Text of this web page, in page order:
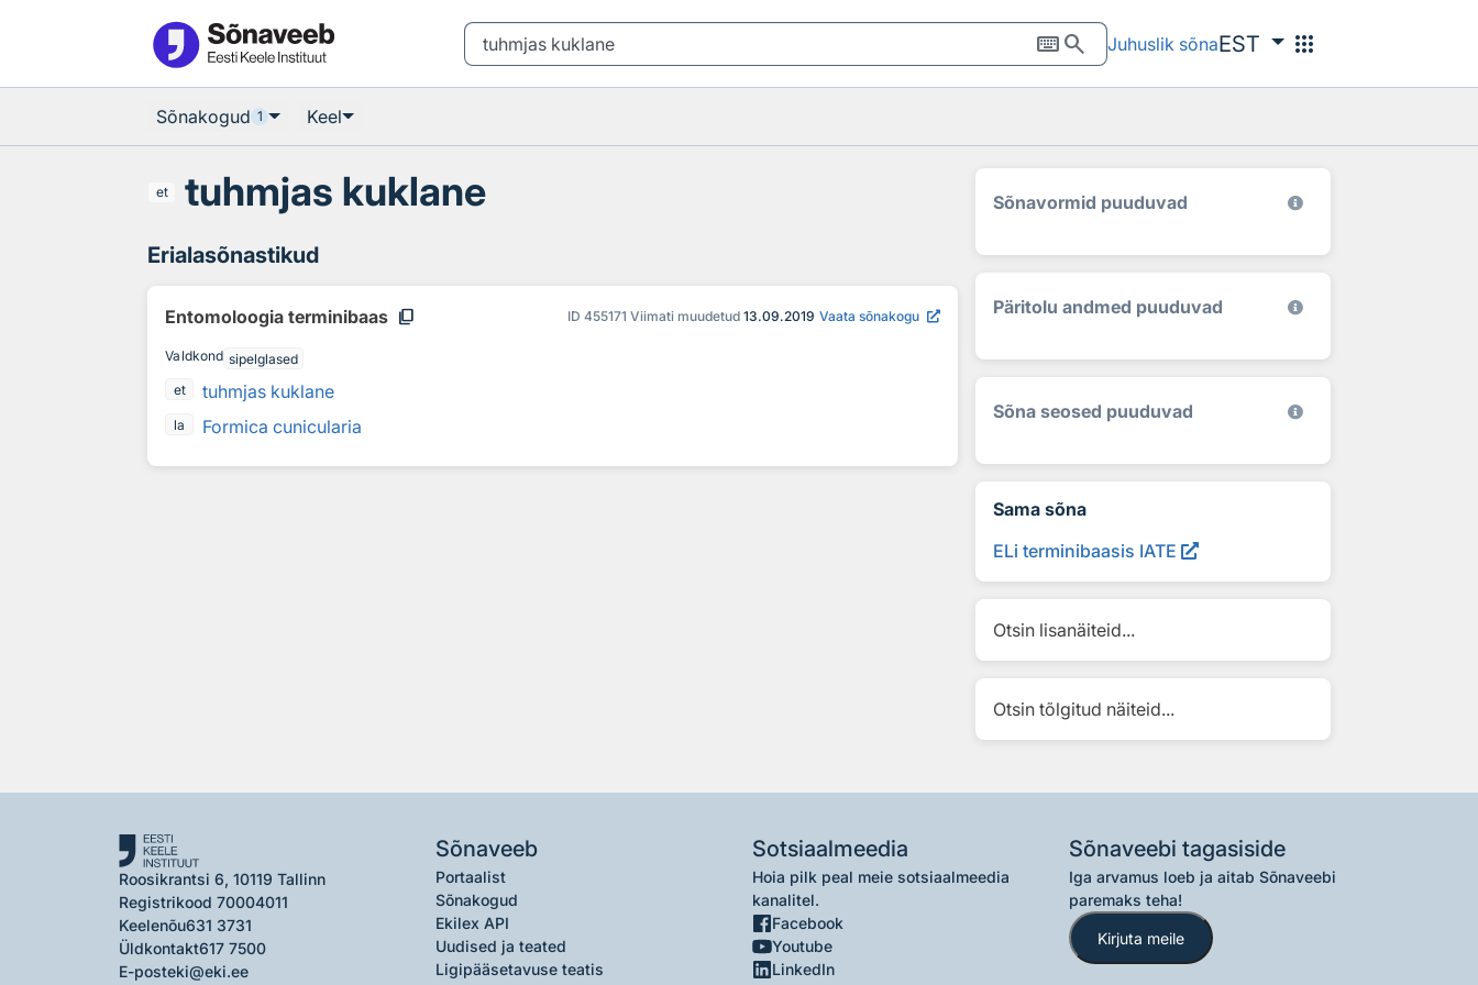
keyboardsearch Juhuslik sõnaEST apps
Sõnakogud 1 Keel
et tuhmjas kuklane
Erialasõnastikud
Entomoloogia terminibaas content_copy ID 455171 Viimati muudetud 13.09.2019 Vaata sõnakogu
Valdkond sipelglased
et
tuhmjas kuklane
la Formica cunicularia
Sõnavormid puuduvad
Päritolu andmed puuduvad
Sõna seosed puuduvad
Sama sõna
ELi terminibaasis IATE
Otsin lisanäiteid...
Otsin tõlgitud näiteid...
Roosikrantsi 6, 10119 Tallinn
Registrikood 70004011
Keelenõu631 3731
Üldkontakt617 7500
E-posteki@eki.ee
Sõnaveeb
Portaalist
Sõnakogud
Ekilex API
Uudised ja teated
Ligipääsetavuse teatis
Sotsiaalmeedia
Hoia pilk peal meie sotsiaalmeedia
kanalitel.
Facebook
Youtube
LinkedIn
Sõnaveebi tagasiside
Iga arvamus loeb ja aitab Sõnaveebi
paremaks teha!
Kirjuta meile